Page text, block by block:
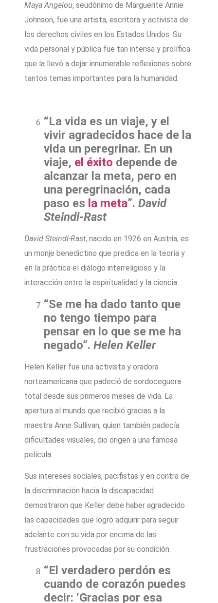
Maya Angelou, seudónimo de Marguerite Annie
Johnson, fue una artista, escritora y activista de
los derechos civiles en los Estados Unidos. Su
vida personal y pública fue tan intensa y prolífica
que la llevó a dejar innumerable reflexiones sobre
tantos temas importantes para la humanidad.
“La vida es un viaje, y el
vivir agradecidos hace de la
vida un peregrinar. En un
viaje, el éxito depende de
alcanzar la meta, pero en
una peregrinación, cada
paso es la meta”. David
Steindl-Rast
David Steindl-Rast, nacido en 1926 en Austria, es
un monje benedictino que predica en la teoría y
en la práctica el diálogo interreligioso y la
interacción entre la espiritualidad y la ciencia.
“Se me ha dado tanto que
no tengo tiempo para
pensar en lo que se me ha
negado”. Helen Keller
Helen Keller fue una activista y oradora
norteamericana que padeció de sordoceguera
total desde sus primeros meses de vida. La
apertura al mundo que recibió gracias a la
maestra Anne Sullivan, quien también padecía
dificultades visuales, dio origen a una famosa
película.
Sus intereses sociales, pacifistas y en contra de
la discriminación hacia la discapacidad
demostraron que Keller debe haber agradecido
las capacidades que logró adquirir para seguir
adelante con su vida por encima de las
frustraciones provocadas por su condición.
“El verdadero perdón es
cuando de corazón puedes
decir: ‘Gracias por esa